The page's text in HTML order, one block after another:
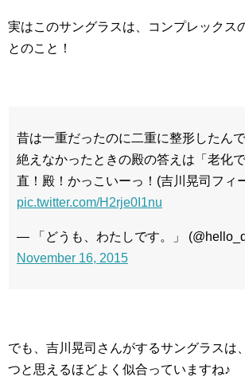
実はこのサングラスは、コンプレックス
とのこと！
昔は一重だったのに二重に整形したん
絶えなかったときの殿の答えは「老化
直！殿！かっこいーっ！(吉川晃司フィ
pic.twitter.com/H2rje0I1nu
— 「どうも、わたしです。」
November 16, 2015
でも、吉川晃司さんがするサングラスは
つと思えるほどよく似合っていますね♪